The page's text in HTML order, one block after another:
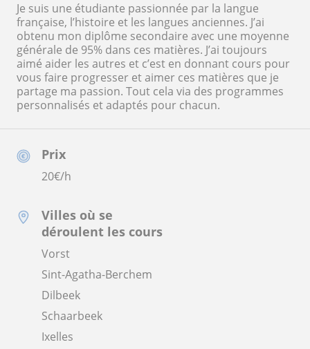
Prix
20€/h
Villes où se
déroulent les cours
Vorst
Sint-Agatha-Berchem
Dilbeek
Schaarbeek
Ixelles
Je suis une étudiante passionnée par la langue
française, l’histoire et les langues anciennes. J’ai
obtenu mon diplôme secondaire avec une moyenne
générale de 95% dans ces matières. J’ai toujours
aimé aider les autres et c’est en donnant cours pour
vous faire progresser et aimer ces matières que je
partage ma passion. Tout cela via des programmes
personnalisés et adaptés pour chacun.